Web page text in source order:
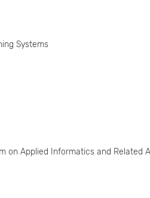
Systems
on Applied Informatics and Related